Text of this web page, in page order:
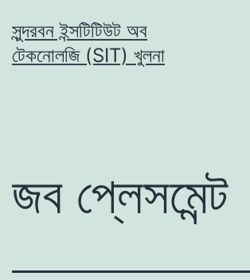
to
content
সুন্দরবন ইন্সটিটিউট অব
টেকনোলজি (SIT) খুলনা
জব প্লেসমেন্ট